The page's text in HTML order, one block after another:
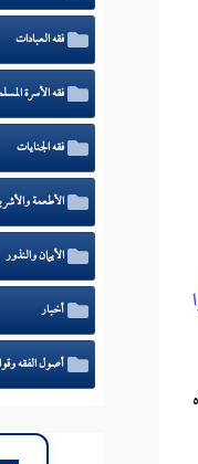
فقه العبادات
فقه الأسرة
فقه الجنايات
الأطعمة
الأيمان والنذور
أخبار
أصول الفقه